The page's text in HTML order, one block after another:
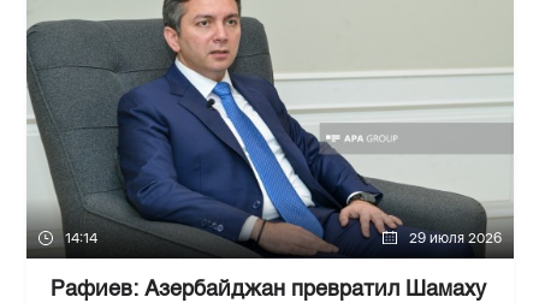
14:14 29 июля 2026
Рафиев: Азербайджан превратил Шамаху